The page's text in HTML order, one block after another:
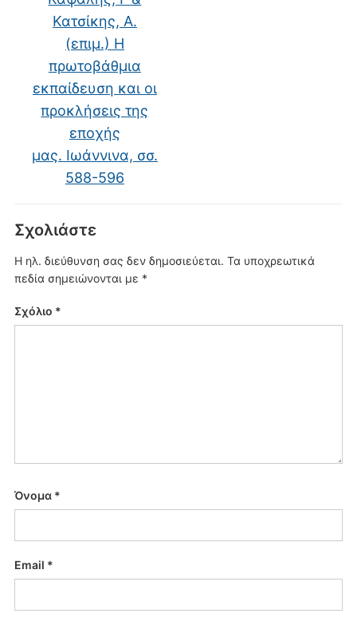
Κατσίκης, Α.
(επιμ.) Η
πρωτοβάθμια
εκπαίδευση και οι
προκλήσεις της
εποχής
μας. Ιωάννινα, σσ.
588-596
Σχολιάστε
Η ηλ. διεύθυνση σας δεν δημοσιεύεται. Τα υποχρεωτικά
πεδία σημειώνονται με *
Σχόλιο *
Όνομα *
Email *